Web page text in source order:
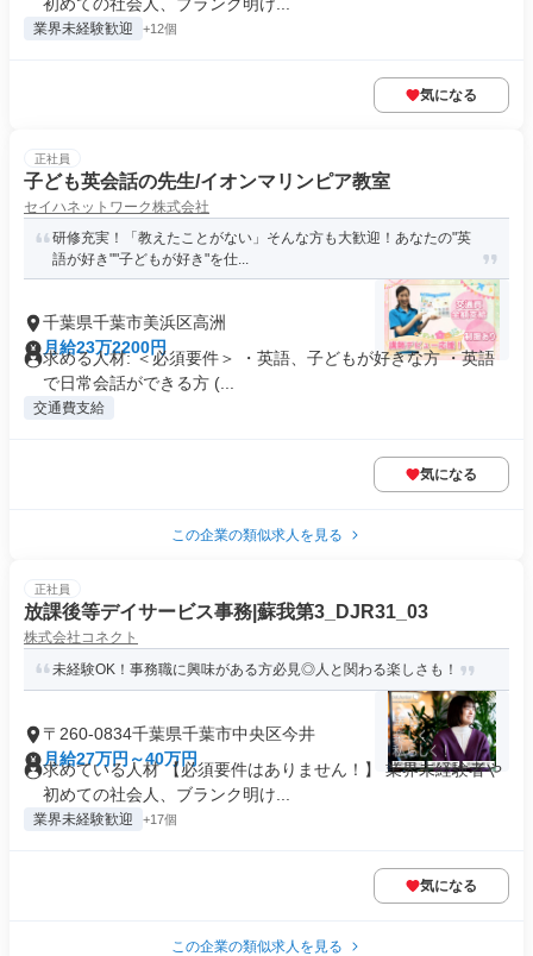
業界未経験歓迎 +12個
気になる
正社員
子ども英会話の先生/イオンマリンピア教室
セイハネットワーク株式会社
研修充実！「教えたことがない」そんな方も大歓迎！あなたの"英
語が好き""子どもが好き"を仕...
千葉県千葉市美浜区高洲
月給23万2200円
求める人材: ＜必須要件＞ ・英語、子どもが好きな方 ・英語
で日常会話ができる方 (...
交通費支給
気になる
この企業の類似求人を見る
正社員
放課後等デイサービス事務|蘇我第3_DJR31_03
株式会社コネクト
未経験OK！事務職に興味がある方必見◎人と関わる楽しさも！
〒260-0834千葉県千葉市中央区今井
月給27万円～40万円
求めている人材 【必須要件はありません！】 業界未経験者や
初めての社会人、ブランク明け...
業界未経験歓迎 +17個
気になる
この企業の類似求人を見る